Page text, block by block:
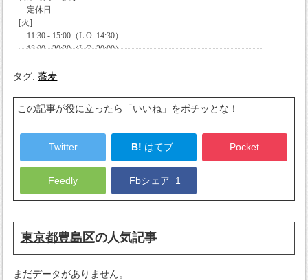
タグ:蕎麦
この記事が役に立ったら「いいね」をポチッとな！
Twitter B! はてブ Pocket
Feedly Fbシェア 1
東京都豊島区の人気記事
まだデータがありません。